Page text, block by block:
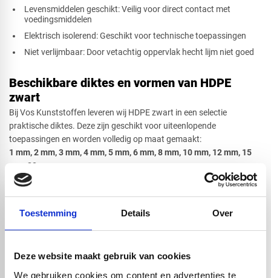
Toestemming Details Over
Deze website maakt gebruik van cookies
We gebruiken cookies om content en advertenties te
Levensmiddelen geschikt: Veilig voor direct contact met
voedingsmiddelen
Elektrisch isolerend: Geschikt voor technische toepassingen
Niet verlijmbaar: Door vetachtig oppervlak hecht lijm niet goed
Beschikbare diktes en vormen van HDPE
zwart
Bij Vos Kunststoffen leveren wij HDPE zwart in een selectie
praktische diktes. Deze zijn geschikt voor uiteenlopende
toepassingen en worden volledig op maat gemaakt:
1 mm, 2 mm, 3 mm, 4 mm, 5 mm, 6 mm, 8 mm, 10 mm, 12 mm, 15
mm, 20 mm
Beschikbare vormen:
Rechthoek, vierkant, cirkel, ovaal, driehoek of
specialisten staan voor u klaar met advies op maat.
Bewerking van HDPE zwart